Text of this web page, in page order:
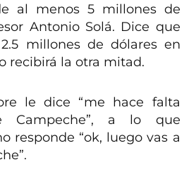
al menos 5 millones de
Antonio Solá. Dice que
millones de dólares en
recibirá la otra mitad.
le dice “me hace falta
Campeche”, a lo que
responde “ok, luego vas a